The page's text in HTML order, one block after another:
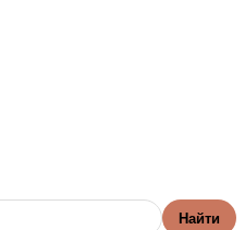
Найти